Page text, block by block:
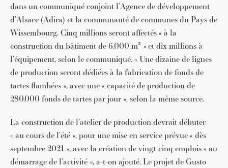
dans un communiqué conjoint l’Agence de développement
d’Alsace (Adira) et la communauté de communes du Pays de
Wissembourg. Cinq millions seront affectés « à la
construction du bâtiment de 6.000 m³ » et dix millions à
l’équipement, selon le communiqué. « Une dizaine de lignes
de production seront dédiées à la fabrication de fonds de
tartes flambées », avec une « capacité de production de
280.000 fonds de tartes par jour », selon la même source.
La construction de l’atelier de production devrait débuter
« au cours de l’été », pour une mise en service prévue « dès
septembre 2021 », avec la création de vingt-cinq emplois « au
démarrage de l’activité », a-t-on ajouté. Le projet de Gusto